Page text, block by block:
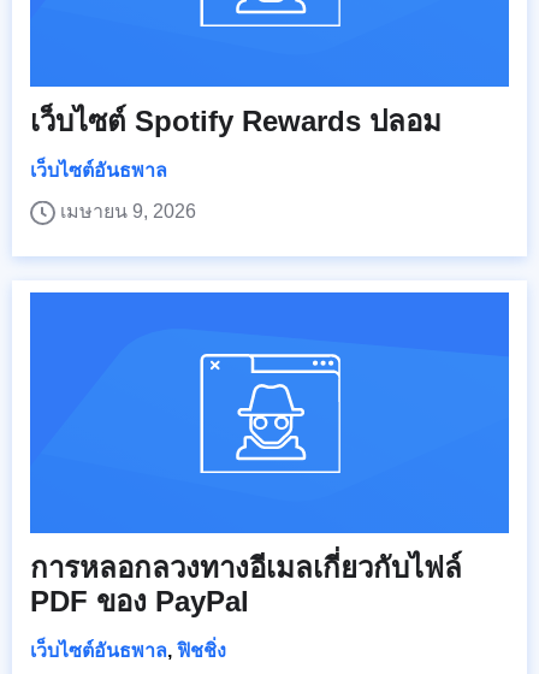
เว็บไซต์ Spotify Rewards ปลอม
เว็บไซต์อันธพาล
เมษายน 9, 2026
การหลอกลวงทางอีเมลเกี่ยวกับไฟล์
PDF ของ PayPal
เว็บไซต์อันธพาล, ฟิชชิ่ง